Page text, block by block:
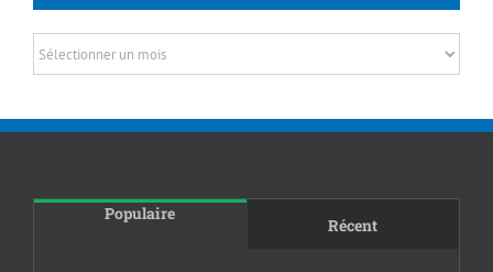
Archives
Populaire
Récent